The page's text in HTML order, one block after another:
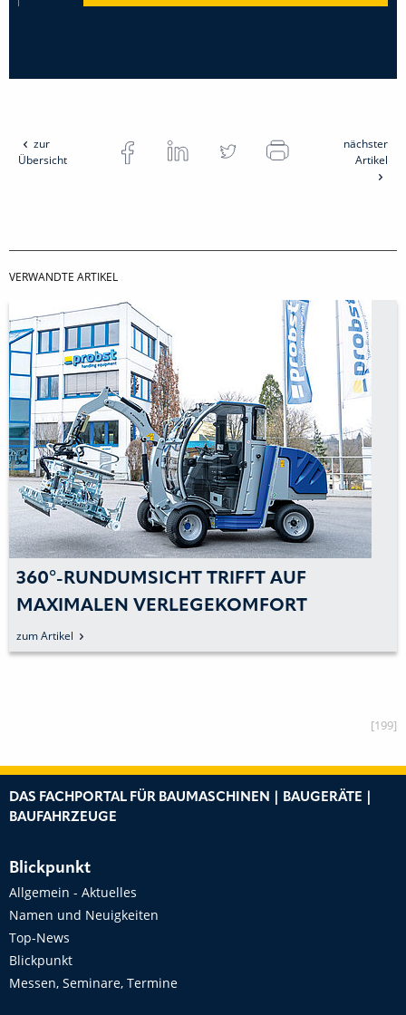
zur
Übersicht
nächster
Artikel
VERWANDTE ARTIKEL
360°-RUNDUMSICHT TRIFFT AUF
MAXIMALEN VERLEGEKOMFORT
zum Artikel
[199]
DAS FACHPORTAL FÜR BAUMASCHINEN | BAUGERÄTE |
BAUFAHRZEUGE
Blickpunkt
Allgemein - Aktuelles
Namen und Neuigkeiten
Top-News
Blickpunkt
Messen, Seminare, Termine